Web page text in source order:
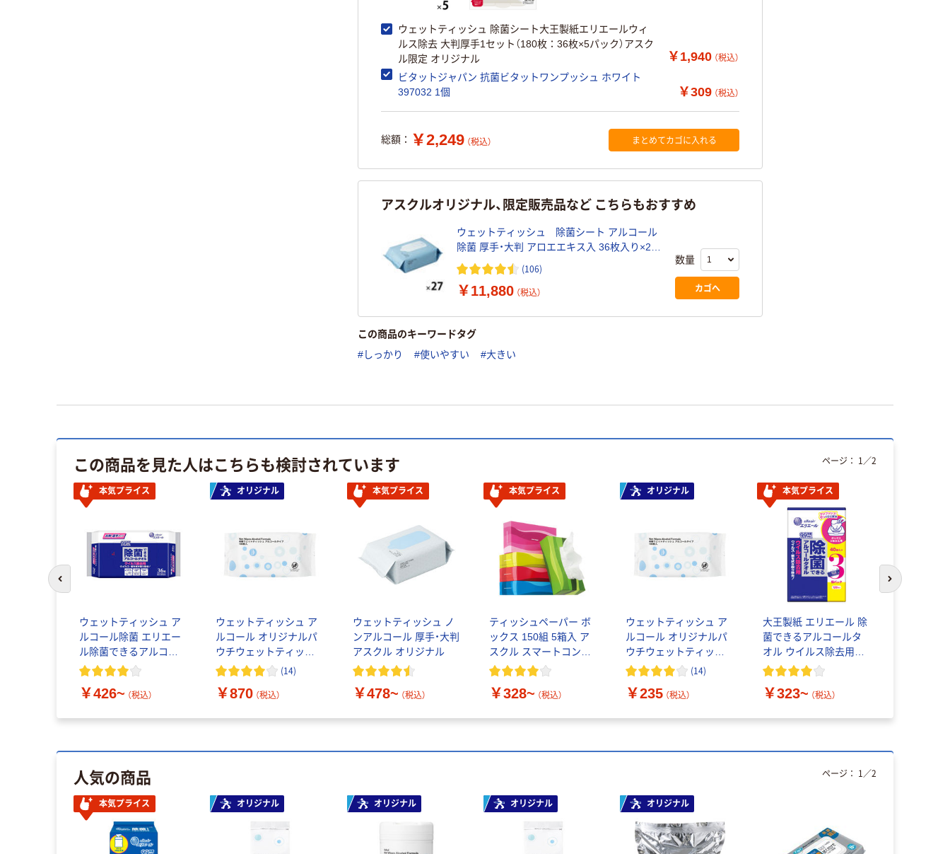
ウェットティッシュ 除菌シート大王製紙エリエールウィ
ルス除去 大判厚手1セット（180枚：36枚×5パック）アスク
ル限定 オリジナル
￥1,940 （税込）
ビタットジャパン 抗菌ビタットワンプッシュ ホワイト
397032 1個
￥309 （税込）
総額： ￥2,249 （税込） まとめてカゴに入れる
アスクルオリジナル、限定販売品など こちらもおすすめ
ウェットティッシュ 除菌シート アルコール
除菌 厚手・大判 アロエエキス入 36枚入り×27
個 アスクル オリジナル
(106)
￥11,880 （税込）
数量
カゴへ
この商品のキーワードタグ
#しっかり #使いやすい #大きい
この商品を見た人はこちらも検討されています
本気プライス
ウェットティッシュ ア
ルコール除菌 エリエー
ル除菌できるアルコー
ルタオルウイルス除去
￥426~ （税込）
オリジナル
ウェットティッシュ ア
ルコール オリジナルパ
ウチウェットティッシ
ュ アルコール除菌 本体
ック オリジナル
(14)
￥870 （税込）
本気プライス
ウェットティッシュ ノ
ンアルコール 厚手・大判
アスクル オリジナル
￥478~ （税込）
本気プライス
ティッシュペーパー ボ
ックス 150組 5箱入 ア
スクル スマートコンパ
クト ビビッド PEFC認
￥328~ （税込）
オリジナル
ウェットティッシュ ア
ルコール オリジナルパ
ウチウェットティッシ
ュ アルコール除菌 本体
リジナル
(14)
￥235 （税込）
本気プライス
大王製紙 エリエール 除
菌できるアルコールタ
オル ウイルス除去用ボ
ックス
￥323~ （税込）
ページ： 1 ／2
次のスライド
人気の商品
本気プライス オリジナル オリジナル オリジナル オリジナル
ページ： 1 ／2